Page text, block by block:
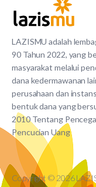
LAZISMU adalah
90 Tahun 2022, yang
masyarakat melalui
dana kedermawanan
perusahaan dan
bentuk dana yang
2010 Tentang
Pencucian Uang
Copyright © 2026